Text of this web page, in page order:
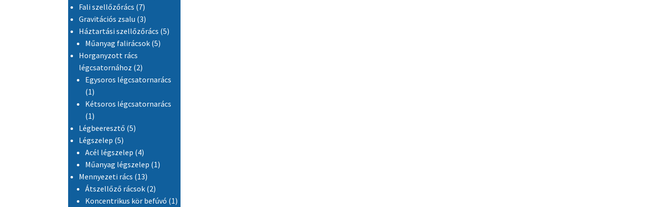
Fali szellőzőrács 77 termék
Gravitációs zsalu 33 termék
Háztartási szellőzőrács 55 termék
Műanyag falirácsok 55 termék
Horganyzott rács
légcsatornához 22 termék
Egysoros légcsatornarács
11 termék
Kétsoros légcsatornarács
11 termék
Légbeeresztő 55 termék
Légszelep 55 termék
Acél légszelep 44 termék
Műanyag légszelep 11 termék
Mennyezeti rács 1313 termék
Átszellőző rácsok 22 termék
Koncentrikus kör befúvó 11 termék